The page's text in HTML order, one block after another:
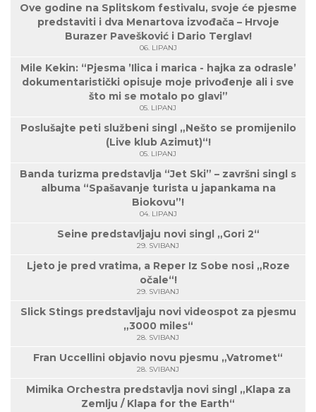
Ove godine na Splitskom festivalu, svoje će pjesme
predstaviti i dva Menartova izvođača – Hrvoje
Burazer Pavešković i Dario Terglav!
06. LIPANJ
Mile Kekin: “Pjesma ’Ilica i marica - hajka za odrasle’
dokumentaristički opisuje moje privođenje ali i sve
što mi se motalo po glavi”
05. LIPANJ
Poslušajte peti službeni singl „Nešto se promijenilo
(Live klub Azimut)“!
05. LIPANJ
Banda turizma predstavlja “Jet Ski” – završni singl s
albuma “Spašavanje turista u japankama na
Biokovu”!
04. LIPANJ
Seine predstavljaju novi singl „Gori 2“
29. SVIBANJ
Ljeto je pred vratima, a Reper Iz Sobe nosi „Roze
očale“!
29. SVIBANJ
Slick Stings predstavljaju novi videospot za pjesmu
„3000 miles“
28. SVIBANJ
Fran Uccellini objavio novu pjesmu „Vatromet“
28. SVIBANJ
Mimika Orchestra predstavlja novi singl „Klapa za
Zemlju / Klapa for the Earth“